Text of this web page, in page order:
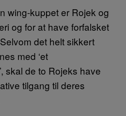
wing-kuppet er Rojek og
og for at have forfalsket
det helt sikkert
med ‘et
skal de to Rojeks have
tilgang til deres